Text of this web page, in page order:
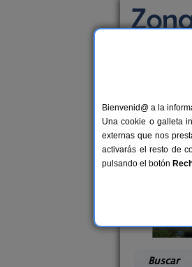
36 €
Buscar
Bienvenid@ a la
Una cookie o galleta
externas que nos
activarás el resto de
pulsando el botón